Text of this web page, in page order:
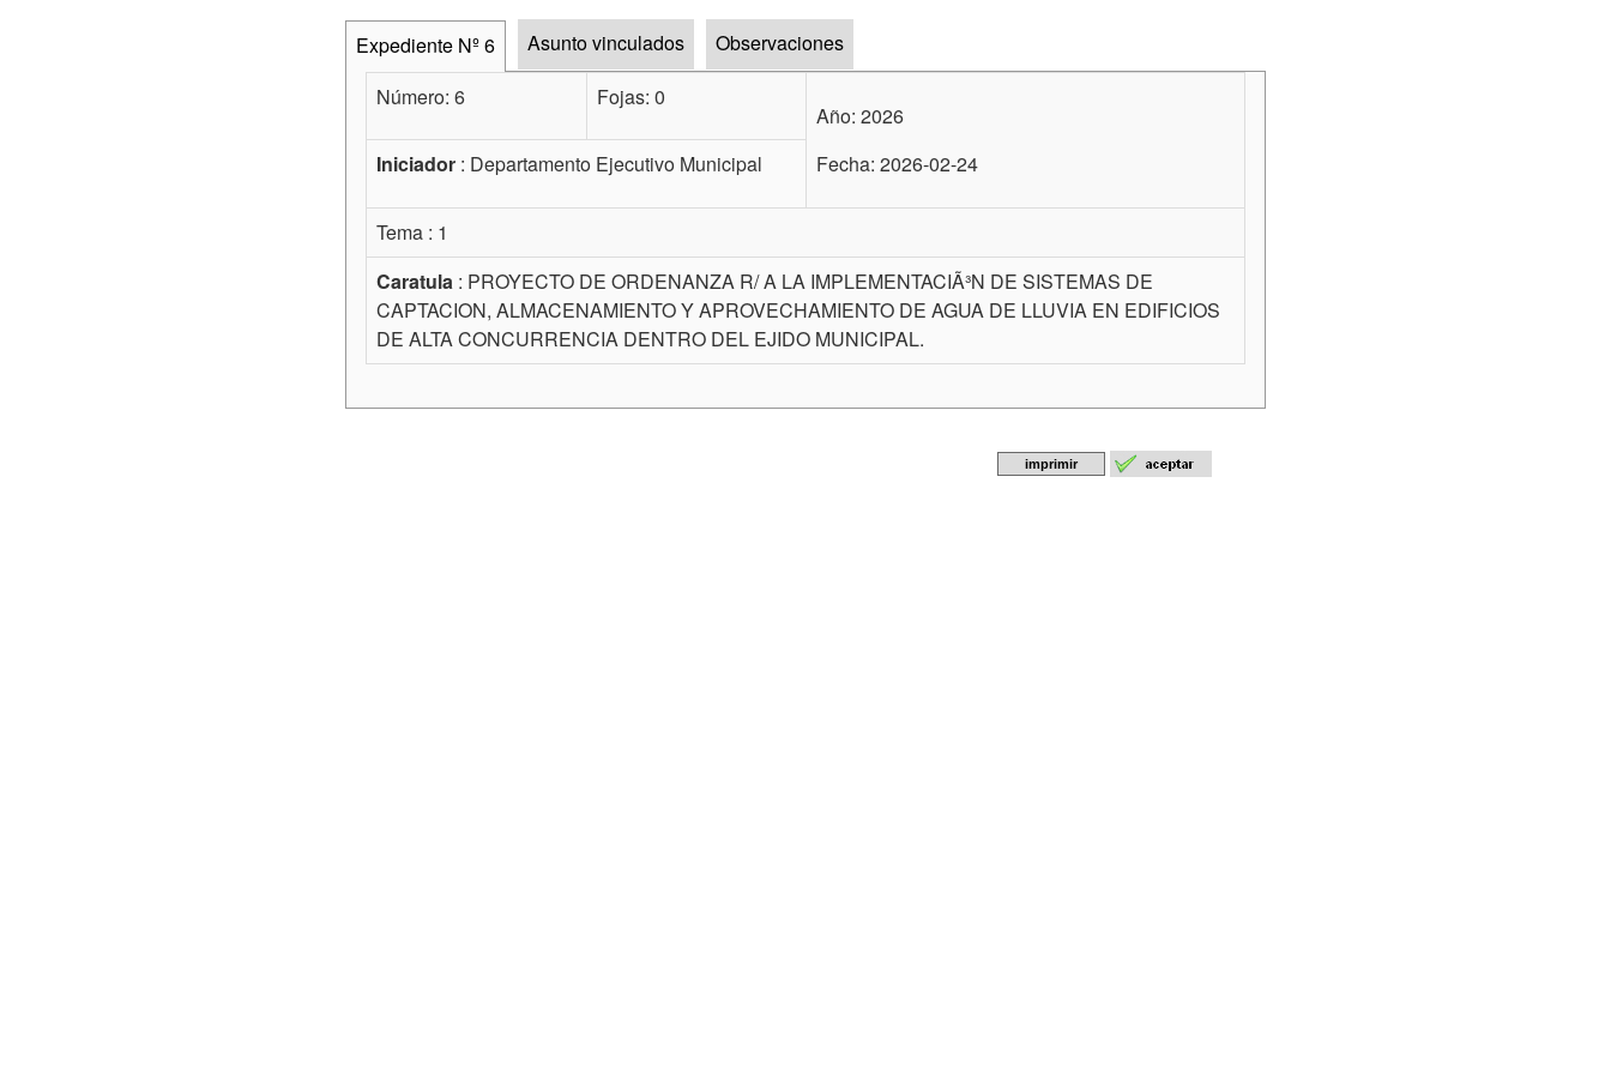
Expediente Nº 6 Asunto vinculados
Observaciones
Número: 6
Fojas: 0
Año: 2026
Fecha: 2026-02-24
Iniciador : Departamento Ejecutivo Municipal
Tema : 1
Caratula : PROYECTO DE ORDENANZA R/ A LA IMPLEMENTACIÃ³N DE SISTEMAS DE
CAPTACION, ALMACENAMIENTO Y APROVECHAMIENTO DE AGUA DE LLUVIA EN EDIFICIOS
DE ALTA CONCURRENCIA DENTRO DEL EJIDO MUNICIPAL.